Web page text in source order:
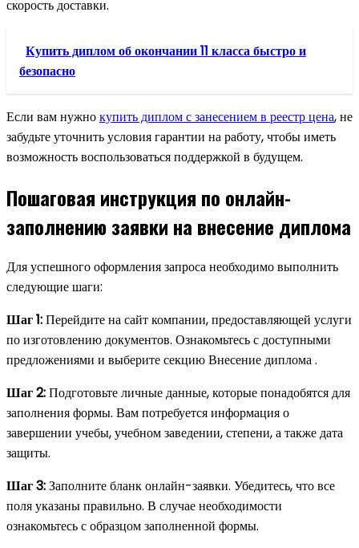
скорость доставки.
Купить диплом об окончании 11 класса быстро и
безопасно
Если вам нужнокупить диплом с занесением в реестр цена, не
забудьте уточнить условия гарантии на работу, чтобы иметь
возможность воспользоваться поддержкой в будущем.
Пошаговая инструкция по онлайн-
заполнению заявки на внесение диплома
Для успешного оформления запроса необходимо выполнить
следующие шаги:
Шаг 1:Перейдите на сайт компании, предоставляющей услуги
по изготовлению документов. Ознакомьтесь с доступными
предложениями и выберите секцию Внесение диплома .
Шаг 2:Подготовьте личные данные, которые понадобятся для
заполнения формы. Вам потребуется информация о
завершении учебы, учебном заведении, степени, а также дата
защиты.
Шаг 3:Заполните бланк онлайн-заявки. Убедитесь, что все
поля указаны правильно. В случае необходимости
ознакомьтесь с образцом заполненной формы.